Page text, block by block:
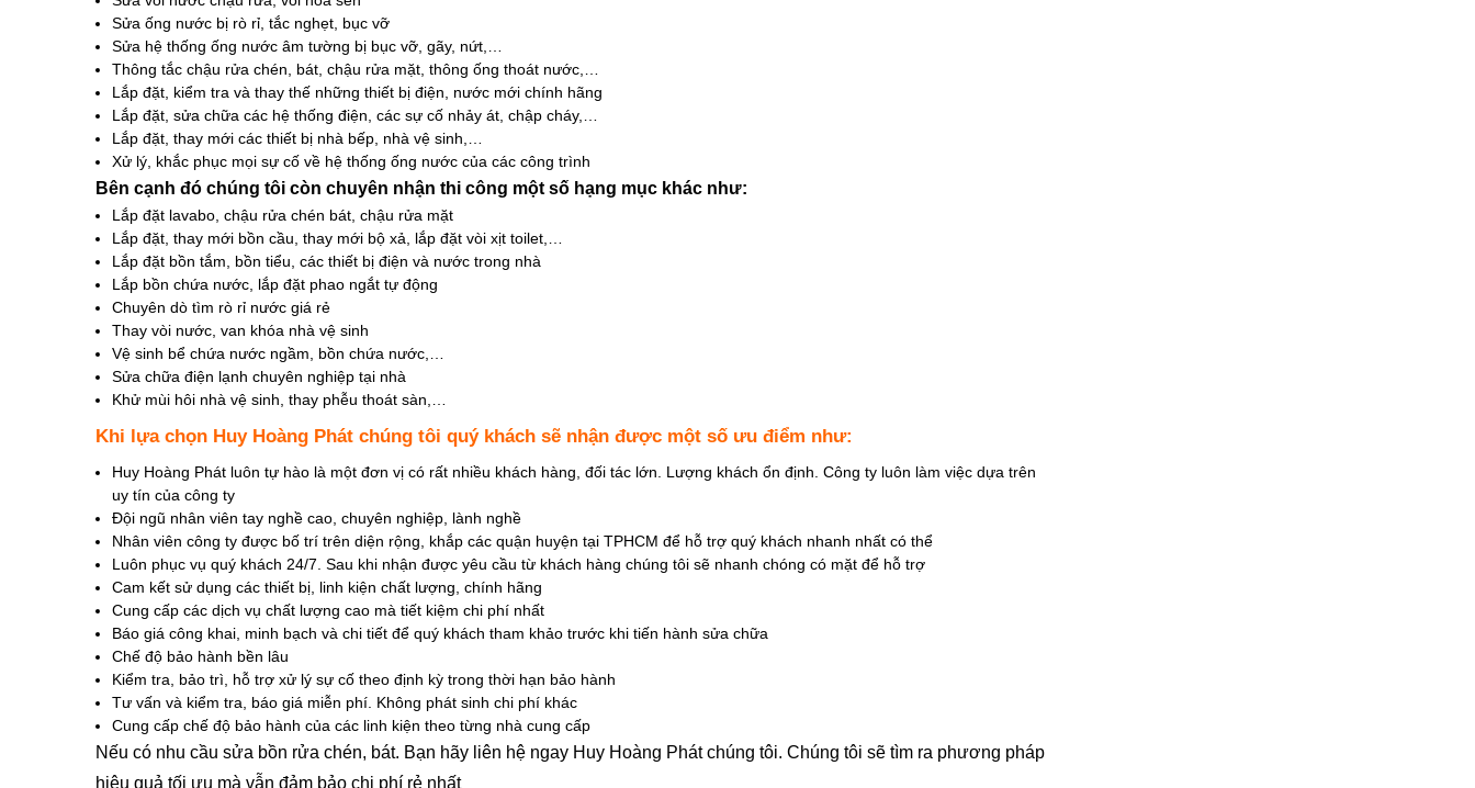
Sửa ống nước bị rò rỉ, tắc nghẹt, bục vỡ
Sửa hệ thống ống nước âm tường bị bục vỡ, gãy, nứt,…
Thông tắc chậu rửa chén, bát, chậu rửa mặt, thông ống thoát nước,…
Lắp đặt, kiểm tra và thay thế những thiết bị điện, nước mới chính hãng
Lắp đặt, sửa chữa các hệ thống điện, các sự cố nhảy át, chập cháy,…
Lắp đặt, thay mới các thiết bị nhà bếp, nhà vệ sinh,…
Xử lý, khắc phục mọi sự cố về hệ thống ống nước của các công trình
Bên cạnh đó chúng tôi còn chuyên nhận thi công một số hạng mục khác như:
Lắp đặt lavabo, chậu rửa chén bát, chậu rửa mặt
Lắp đặt, thay mới bồn cầu, thay mới bộ xả, lắp đặt vòi xịt toilet,…
Lắp đặt bồn tắm, bồn tiểu, các thiết bị điện và nước trong nhà
Lắp bồn chứa nước, lắp đặt phao ngắt tự động
Chuyên dò tìm rò rỉ nước giá rẻ
Thay vòi nước, van khóa nhà vệ sinh
Vệ sinh bể chứa nước ngầm, bồn chứa nước,…
Sửa chữa điện lạnh chuyên nghiệp tại nhà
Khử mùi hôi nhà vệ sinh, thay phễu thoát sàn,…
Khi lựa chọn Huy Hoàng Phát chúng tôi quý khách sẽ nhận được một số ưu điểm như:
Huy Hoàng Phát luôn tự hào là một đơn vị có rất nhiều khách hàng, đối tác lớn. Lượng khách ổn định. Công ty luôn làm việc dựa trên
uy tín của công ty
Đội ngũ nhân viên tay nghề cao, chuyên nghiệp, lành nghề
Nhân viên công ty được bố trí trên diện rộng, khắp các quận huyện tại TPHCM để hỗ trợ quý khách nhanh nhất có thể
Luôn phục vụ quý khách 24/7. Sau khi nhận được yêu cầu từ khách hàng chúng tôi sẽ nhanh chóng có mặt để hỗ trợ
Cam kết sử dụng các thiết bị, linh kiện chất lượng, chính hãng
Cung cấp các dịch vụ chất lượng cao mà tiết kiệm chi phí nhất
Báo giá công khai, minh bạch và chi tiết để quý khách tham khảo trước khi tiến hành sửa chữa
Chế độ bảo hành bền lâu
Kiểm tra, bảo trì, hỗ trợ xử lý sự cố theo định kỳ trong thời hạn bảo hành
Tư vấn và kiểm tra, báo giá miễn phí. Không phát sinh chi phí khác
Cung cấp chế độ bảo hành của các linh kiện theo từng nhà cung cấp
Nếu có nhu cầu sửa bồn rửa chén, bát. Bạn hãy liên hệ ngay Huy Hoàng Phát chúng tôi. Chúng tôi sẽ tìm ra phương pháp
hiệu quả tối ưu mà vẫn đảm bảo chi phí rẻ nhất